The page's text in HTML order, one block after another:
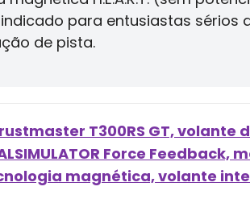
para entusiastas sérios
de pista.
T300RS GT, volante
Force
magnética, volante